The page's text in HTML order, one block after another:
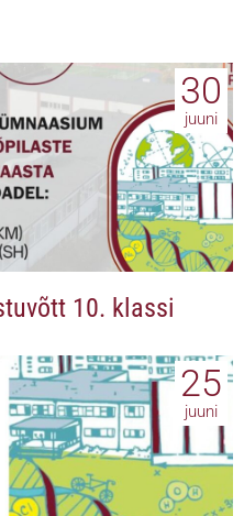
30
juuni
10. klassi
25
juuni